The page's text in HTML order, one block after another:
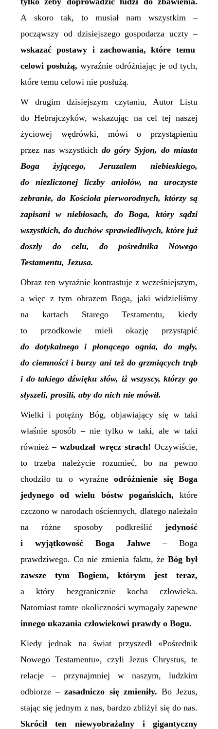
A skoro tak, to musiał nam wszystkim –
począwszy od dzisiejszego gospodarza uczty –
wskazać postawy i zachowania, które temu
celowi posłużą, wyraźnie odróżniając je od tych,
które temu celowi nie posłużą.
W drugim dzisiejszym czytaniu, Autor Listu
do Hebrajczyków, wskazując na cel tej naszej
życiowej wędrówki, mówi o przystąpieniu
przez nas wszystkich do góry Syjon, do miasta
Boga
żyjącego,
Jeruzalem niebieskiego,
do niezliczonej liczby aniołów, na uroczyste
zebranie, do Kościoła pierworodnych, którzy są
zapisani w niebiosach, do Boga, który sądzi
wszystkich, do duchów sprawiedliwych, które już
doszły do celu, do pośrednika Nowego
Testamentu, Jezusa.
Obraz ten wyraźnie kontrastuje z wcześniejszym,
a więc z tym obrazem Boga, jaki widzieliśmy
na kartach Starego Testamentu, kiedy
to przodkowie mieli okazję przystąpić
do dotykalnego i płonącego ognia, do mgły,
do ciemności i burzy ani też do grzmiących trąb
i do takiego dźwięku słów, iż wszyscy, którzy go
słyszeli, prosili, aby do nich nie mówił.
Wielki i potężny Bóg, objawiający się w taki
właśnie sposób – nie tylko w taki, ale w taki
również –wzbudzał wręcz strach!Oczywiście,
to trzeba należycie rozumieć, bo na pewno
chodziło tu o wyraźneodróżnienie się Boga
jedynego od wielu bóstw pogańskich, które
czczono w narodach ościennych, dlatego należało
na różne sposoby podkreślićjedyność
i wyjątkowość Boga Jahwe – Boga
prawdziwego. Co nie zmienia faktu, że Bóg był
zawsze tym Bogiem, którym jest teraz,
a który bezgranicznie kocha człowieka.
Natomiast tamte okoliczności wymagały zapewne
innego ukazania człowiekowi prawdy o Bogu.
Kiedy jednak na świat przyszedł «Pośrednik
Nowego Testamentu», czyli Jezus Chrystus, te
relacje – przynajmniej w naszym, ludzkim
odbiorze –zasadniczo się zmieniły. Bo Jezus,
stając się jednym z nas, bardzo zbliżył się do nas.
Skrócił ten niewyobrażalny i gigantyczny